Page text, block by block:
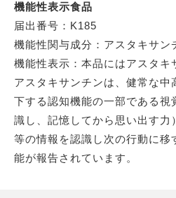
機能性表示食品
届出番号：K185
機能性関与成分：アスタキサン
機能性表示：本品にはアスタキ
アスタキサンチンは、健常な中
下する認知機能の一部である視
識し、記憶してから思い出す力
等の情報を認識し次の行動に移
能が報告されています。